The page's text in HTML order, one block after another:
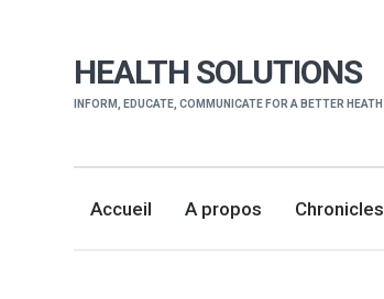
HEALTH SOLUTIONS
INFORM, EDUCATE, COMMUNICATE FOR A BETTER HEATH
Accueil A propos Chronicles